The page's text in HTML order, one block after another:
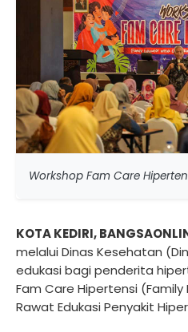
Workshop Fam Care
KOTA KEDIRI,
melalui Dinas Kesehatan
edukasi bagi penderita
Fam Care Hipertensi
Rawat Edukasi Penyakit